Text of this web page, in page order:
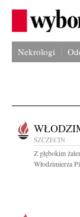
Nekrologi
SZCZECIN
Z głębokim
Włodzimierza